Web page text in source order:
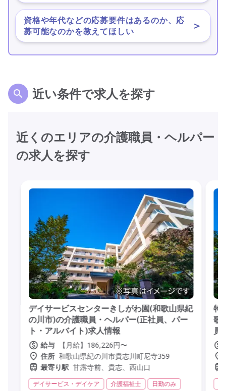
資格や年代などの応募要件はあるのか、応
募可能なのかを教えてほしい
＞
近い条件で求人を探す
近くのエリアの介護職員・ヘルパー
の求人を探す
デイサービスセンターきしがわ園(和歌山県紀
の川市)の介護職員・ヘルパー(正社員、パー
ト・アルバイト)求人情報
給与
【月給】186,226円〜
住所 和歌山県紀の川市貴志川町尼寺359
最寄り駅 甘露寺前、貴志、西山口
デイサービス・デイケア 介護福祉士
日勤のみ
特
歌
員